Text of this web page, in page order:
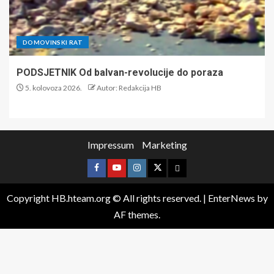
DOMOVINSKI RAT
PODSJETNIK Od balvan-revolucije do poraza
5. kolovoza 2026. Autor: Redakcija HB
Impressum Marketing
Copyright HB.hteam.org © All rights reserved. | EnterNews by
AF themes.